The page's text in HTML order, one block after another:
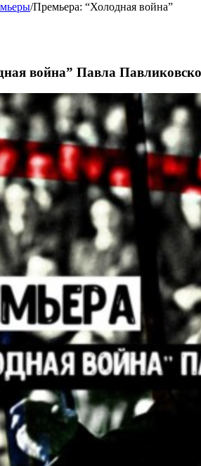
/Премьера: “Холодная война”
война” Павла